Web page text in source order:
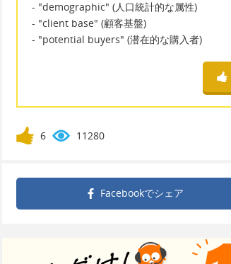
- "demographic" (人口統計的な属性)
- "client base" (顧客基盤)
- "potential buyers" (潜在的な購入者)
6 11280
Facebookでシェア